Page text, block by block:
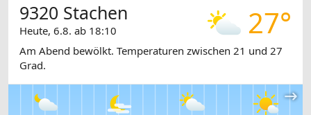
27°
9320 Stachen
Heute, 6.8. ab 18:10
Am Abend bewölkt. Temperaturen zwischen 21 und 27
Grad.